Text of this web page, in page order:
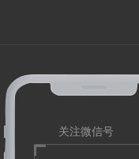
关注微信号